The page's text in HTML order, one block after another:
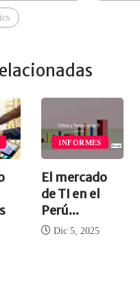
INFORMES
El mercado
de TI en el
Perú...
Dic 5, 2025